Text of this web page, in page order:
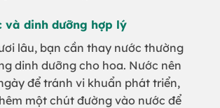
và dinh dưỡng hợp lý
lâu, bạn cần thay nước thường
dinh dưỡng cho hoa. Nước nên
để tránh vi khuẩn phát triển,
một chút đường vào nước để